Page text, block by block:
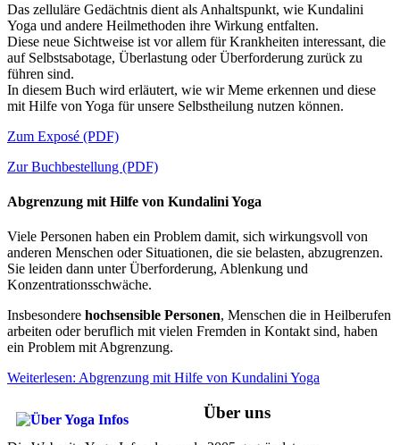
Das zelluläre Gedächtnis dient als Anhaltspunkt, wie Kundalini
Yoga und andere Heilmethoden ihre Wirkung entfalten.
Diese neue Sichtweise ist vor allem für Krankheiten interessant, die
auf Selbstsabotage, Überlastung oder Überforderung zurück zu
führen sind.
In diesem Buch wird erläutert, wie wir Meme erkennen und diese
mit Hilfe von Yoga für unsere Selbstheilung nutzen können.
Zum Exposé (PDF)
Zur Buchbestellung (PDF)
Abgrenzung mit Hilfe von Kundalini Yoga
Viele Personen haben ein Problem damit, sich wirkungsvoll von
anderen Menschen oder Situationen, die sie belasten, abzugrenzen.
Sie leiden dann unter Überforderung, Ablenkung und
Konzentrationsschwäche.
Insbesondere hochsensible Personen, Menschen die in Heilberufen
arbeiten oder beruflich mit vielen Fremden in Kontakt sind, haben
ein Problem mit Abgrenzung.
Weiterlesen: Abgrenzung mit Hilfe von Kundalini Yoga
Über uns